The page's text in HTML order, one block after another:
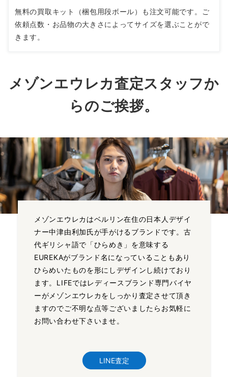
無料の買取キット（梱包用段ボール）も注文可能です。ご
依頼点数・お品物の大きさによってサイズを選ぶことがで
きます。
メゾンエウレカ査定スタッフか
らのご挨拶。
メゾンエウレカはベルリン在住の日本人デザイ
ナー中津由利加氏が手がけるブランドです。古
代ギリシャ語で「ひらめき」を意味する
EUREKAがブランド名になっていることもあり
ひらめいたものを形にしデザインし続けており
ます。LIFEではレディースブランド専門バイヤ
ーがメゾンエウレカをしっかり査定させて頂き
ますのでご不明な点等ございましたらお気軽に
お問い合わせ下さいませ。
LINE査定